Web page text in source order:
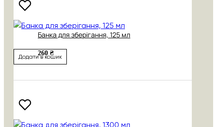
Банка для зберігання, 125 мл
260 ₴
Додати в кошик